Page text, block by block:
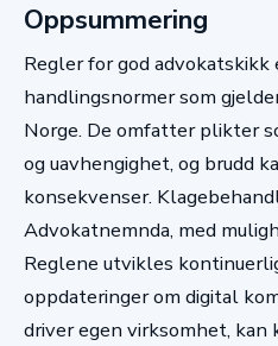
Oppsummering
Regler for god
handlingsnormer som
Norge. De omfatter plikter
og uavhengighet, og brudd
konsekvenser.
Advokatnemnda, med
Reglene utvikles
oppdateringer om digital
driver egen virksomhet, kan